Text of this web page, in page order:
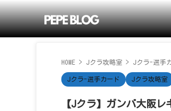
HOME > Jクラ攻略室 > Jクラ-選手
Jクラ-選手カード Jクラ攻略室
【Jクラ】ガンバ大阪